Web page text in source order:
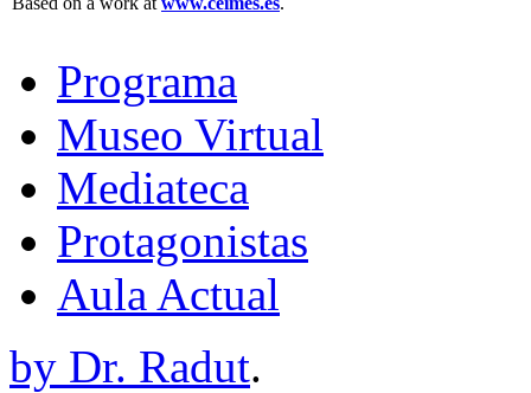
Programa
Museo Virtual
Mediateca
Protagonistas
Aula Actual
by Dr. Radut.